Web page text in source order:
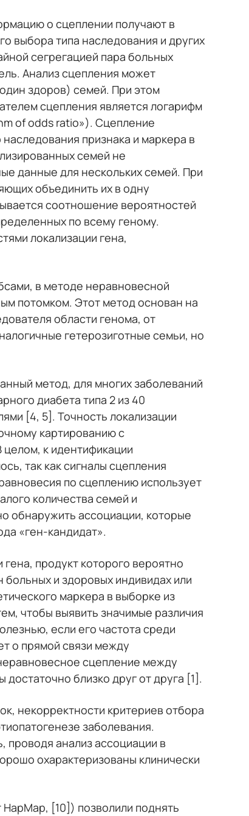
о сцеплении получают в
выбора типа наследования и других
сегрегацией пара больных
Анализ сцепления может
здоров) семей. При этом
сцепления является логарифм
of odds ratio»). Сцепление
признака и маркера в
семей не
данные для нескольких семей. При
объединить их в одну
соотношение вероятностей
по всему геному.
локализации гена,
в методе неравновесной
потомком. Этот метод основан на
области генома, от
гетерозиготные семьи, но
метод, для многих заболеваний
диабета типа 2 из 40
[4, 5]. Точность локализации
картированию с
к идентификации
так как сигналы сцепления
по сцеплению использует
количества семей и
обнаружить ассоциации, которые
«ген-кандидат».
продукт которого вероятно
больных и здоровых индивидах или
маркера в выборке из
чтобы выявить значимые различия
если его частота среди
о прямой связи между
сцепление между
близко друг от друга [1].
некорректности критериев отбора
заболевания.
анализ ассоциации в
охарактеризованы клинически
[10]) позволили поднять